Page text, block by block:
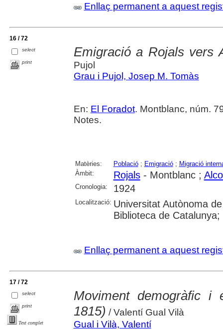
Enllaç permanent a aquest
16 / 72
select
print
Emigració a Rojals vers
Pujol
Grau i Pujol, Josep M. Tomàs
En: El Foradot. Montblanc, núm.
Notes.
Matèries: Població; Emigració; Migració
Àmbit:
Rojals- Montblanc ;
Cronologia: 1924
Localització: Universitat Autònoma
Biblioteca de
Enllaç permanent a aquest
17 / 72
select
print
Text complet
Moviment demogràfic i
1815) / Valentí Gual Vilà
Gual i Vilà, Valentí